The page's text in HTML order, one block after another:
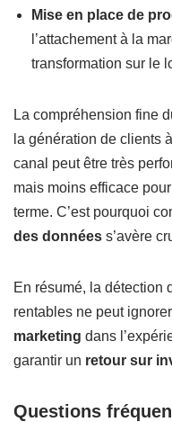
Mise en place de
l’attachement à la
transformation sur le
La compréhension fine
la génération de clients
canal peut être très
mais moins efficace
terme. C’est pourquoi
des données s’avère
En résumé, la détection
rentables ne peut
marketing dans
garantir un retour sur
Questions